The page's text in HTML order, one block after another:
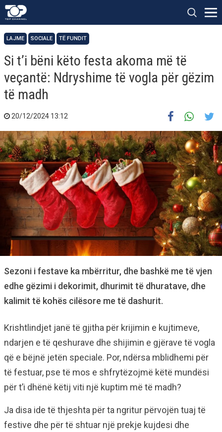
LAJME SOCIALE TË FUNDIT
Si t’i bëni këto festa akoma më të
veçantë: Ndryshime të vogla për gëzim
të madh
20/12/2024 13:12
Sezoni i festave ka mbërritur, dhe bashkë me të vjen
edhe gëzimi i dekorimit, dhurimit të dhuratave, dhe
kalimit të kohës cilësore me të dashurit.
Krishtlindjet janë të gjitha për krijimin e kujtimeve,
ndarjen e të qeshurave dhe shijimin e gjërave të vogla
që e bëjnë jetën speciale. Por, ndërsa mblidhemi për
të festuar, pse të mos e shfrytëzojmë këtë mundësi
për t’i dhënë këtij viti një kuptim më të madh?
Ja disa ide të thjeshta për ta ngritur përvojën tuaj të
festive dhe për të shtuar një prekje kujdesi dhe